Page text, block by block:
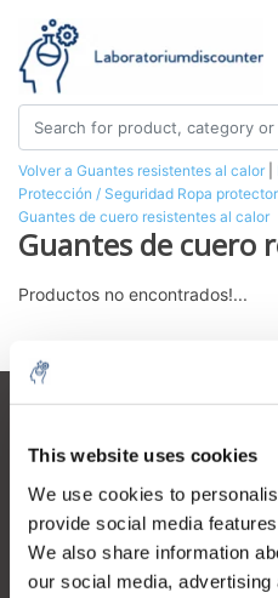
This website uses cookies
We use cookies to
provide social media
We also share information
our social media,
Volver a Guantes resistentes al calor
Protección / Seguridad Ropa
Guantes de cuero resistentes al calor
Guantes de cuero
Productos no encontrados!...
Detalles de contacto
Horario de apertura